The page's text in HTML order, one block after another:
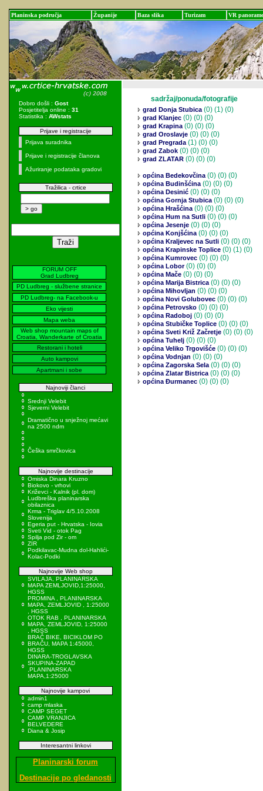
Planinska područja Županije Baza slika Turizam VR panorame
Dobro došli : Gost
Posjetitelja online : 31
Statistika : AWstats
Prijave i registracije
Prijava suradnika
Prijave i registracije članova
Ažuriranje podataka gradovi
Tražilica - crtice
FORUM OFF
Grad Ludbreg
PD Ludbreg - službene stranice
PD Ludbreg- na Facebook-u
Eko vijesti
Mapa weba
Web shop mountain maps of
Croatia, Wanderkarte of Croatia
Restorani i hoteli
Auto kampovi
Apartmani i sobe
Najnoviji članci
Srednji Velebit
Sjeverni Velebit
Dramatično u snježnoj mećavi
na 2500 ndm
Češka smrčkovica
Najnovije destinacije
Omiska Dinara Kruzno
Biokovo - vrhovi
Križevci - Kalnik (pl. dom)
Ludbreška planinarska
obilaznica
Krma - Triglav 4/5.10.2008
Slovenija
Egeria put - Hrvatska - Iovia
Sveti Vid - otok Pag
Spilja pod Zir - om
ZIR
Podkilavac-Mudna dol-Hahlići-
Kolac-Podki
Najnovije Web shop
SVILAJA, PLANINARSKA
MAPA ZEMLJOVID,1:25000,
HGSS
PROMINA , PLANINARSKA
MAPA, ZEMLJOVID , 1:25000
, HGSS
OTOK RAB , PLANINARSKA
MAPA, ZEMLJOVID, 1:25000
, HGSS
BRAČ BIKE, BICIKLOM PO
BRAČU, MAPA 1:45000,
HGSS
DINARA-TROGLAVSKA
SKUPINA-ZAPAD
,PLANINARSKA
MAPA,1:25000
Najnovije kampovi
admin1
camp mlaska
CAMP SEGET
CAMP VRANJICA
BELVEDERE
Diana & Josip
Interesantni linkovi
Planinarski forum
Destinacije po gledanosti
sadržaj/ponuda/fotografije
grad Donja Stubica(0) (1) (0)
grad Klanjec (0) (0) (0)
grad Krapina(0) (0) (0)
grad Oroslavje (0) (0) (0)
grad Pregrada(1) (0) (0)
grad Zabok (0) (0) (0)
grad ZLATAR (0) (0) (0)
općina Bedekovčina(0) (0) (0)
općina Budinšćina(0) (0) (0)
općina Desinić (0) (0) (0)
općina Gornja Stubica(0) (0) (0)
općina Hrašćina(0) (0) (0)
općina Hum na Sutli (0) (0) (0)
općina Jesenje (0) (0) (0)
općina Konjšćina(0) (0) (0)
općina Kraljevec na Sutli (0) (0) (0)
općina Krapinske Toplice (0) (1) (0)
općina Kumrovec (0) (0) (0)
općina Lobor(0) (0) (0)
općina Mače (0) (0) (0)
općina Marija Bistrica(0) (0) (0)
općina Mihovljan (0) (0) (0)
općina Novi Golubovec (0) (0) (0)
općina Petrovsko (0) (0) (0)
općina Radoboj (0) (0) (0)
općina Stubičke Toplice (0) (0) (0)
općina Sveti Križ Začretje (0) (0) (0)
općina Tuhelj (0) (0) (0)
općina Veliko Trgovišće (0) (0) (0)
općina Vodnjan (0) (0) (0)
općina Zagorska Sela(0) (0) (0)
općina Zlatar Bistrica(0) (0) (0)
općina Đurmanec (0) (0) (0)